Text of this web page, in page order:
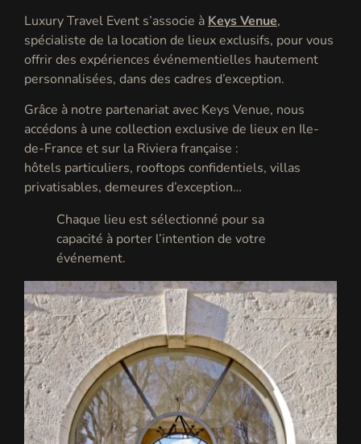
Luxury Travel Event s’associe à Keys Venue,
spécialiste de la location de lieux exclusifs, pour vous
offrir des expériences événementielles hautement
personnalisées, dans des cadres d’exception.
Grâce à notre partenariat avec Keys Venue, nous
accédons à une collection exclusive de lieux en Ile-
de-France et sur la Riviera française :
hôtels particuliers, rooftops confidentiels, villas
privatisables, demeures d’exception…
Chaque lieu est sélectionné pour sa
capacité à porter l’intention de votre
événement.